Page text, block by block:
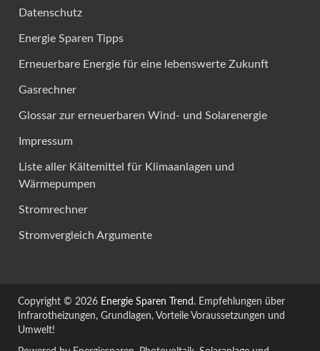
Datenschutz
Energie Sparen Tipps
Erneuerbare Energie für eine lebenswerte Zukunft
Gasrechner
Glossar zur erneuerbaren Wind- und Solarenergie
Impressum
Liste aller Kältemittel für Klimaanlagen und
Wärmepumpen
Stromrechner
Stromvergleich Argumente
Copyright © 2026 Energie Sparen Trend . Empfehlungen über
Infrarotheizungen, Grundlagen, Vorteile Voraussetzungen und
Umwelt!